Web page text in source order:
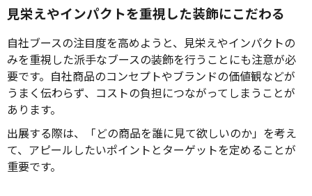
見栄えやインパクトを重視した装飾にこだわる
自社ブースの注目度を高めようと、見栄えやインパクトの
みを重視した派手なブースの装飾を行うことにも注意が必
要です。自社商品のコンセプトやブランドの価値観などが
うまく伝わらず、コストの負担につながってしまうことが
あります。
出展する際は、「どの商品を誰に見て欲しいのか」を考え
て、アピールしたいポイントとターゲットを定めることが
重要です。